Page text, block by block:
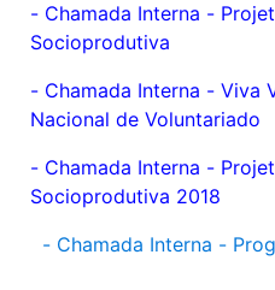
- Chamada Interna -
Socioprodutiva
- Chamada Interna - Viva
Nacional de Voluntariado
- Chamada Interna -
Socioprodutiva 2018
- Chamada Interna -